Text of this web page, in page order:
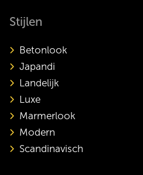
Stijlen
Betonlook
Japandi
Landelijk
Luxe
Marmerlook
Modern
Scandinavisch